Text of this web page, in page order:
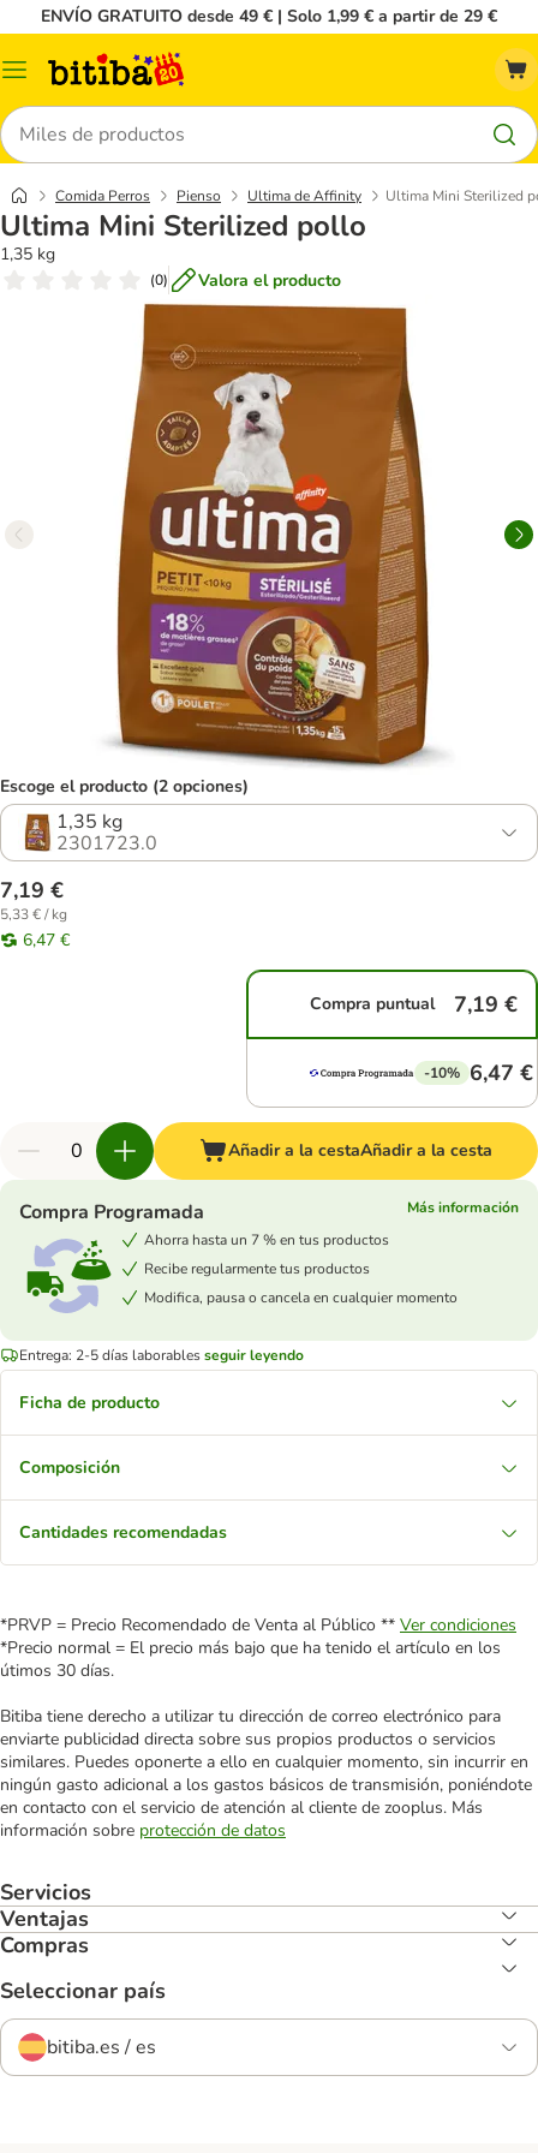
ENVÍO GRATUITO desde 49 € | Solo 1,99 € a partir de 29 €
Menú
Buscar
Comida Perros Pienso Ultima de Affinity Ultima Mini Sterilized
Ultima Mini Sterilized pollo
1,35 kg
(0) Valora el producto
Escoge el producto (2 opciones)
1,35 kg
2301723.0
7,19 €
5,33 € / kg
6,47 €
Compra puntual 7,19 €
-10% 6,47 €
Añadir a la cestaAñadir a la cesta
Compra Programada
Más información
Ahorra hasta un 7 % en tus productos
Recibe regularmente tus productos
Modifica, pausa o cancela en cualquier momento
Entrega: 2-5 días laborablesseguir leyendo
Ficha de producto
Composición
Cantidades recomendadas
*PRVP = Precio Recomendado de Venta al Público ** Ver condiciones
*Precio normal = El precio más bajo que ha tenido el artículo en los
útimos 30 días.
Bitiba tiene derecho a utilizar tu dirección de correo electrónico para
enviarte publicidad directa sobre sus propios productos o servicios
similares. Puedes oponerte a ello en cualquier momento, sin incurrir en
ningún gasto adicional a los gastos básicos de transmisión, poniéndote
en contacto con el servicio de atención al cliente de zooplus. Más
información sobre protección de datos
Servicios
Ventajas
Compras
Seleccionar país
bitiba.es / es